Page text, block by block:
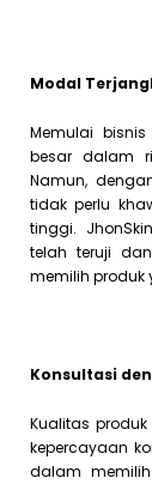
Modal
Memulai
besar dalam
Namun,
tidak perlu
tinggi.
telah teruji
memilih produk
Konsultasi
Kualitas
kepercayaan
dalam